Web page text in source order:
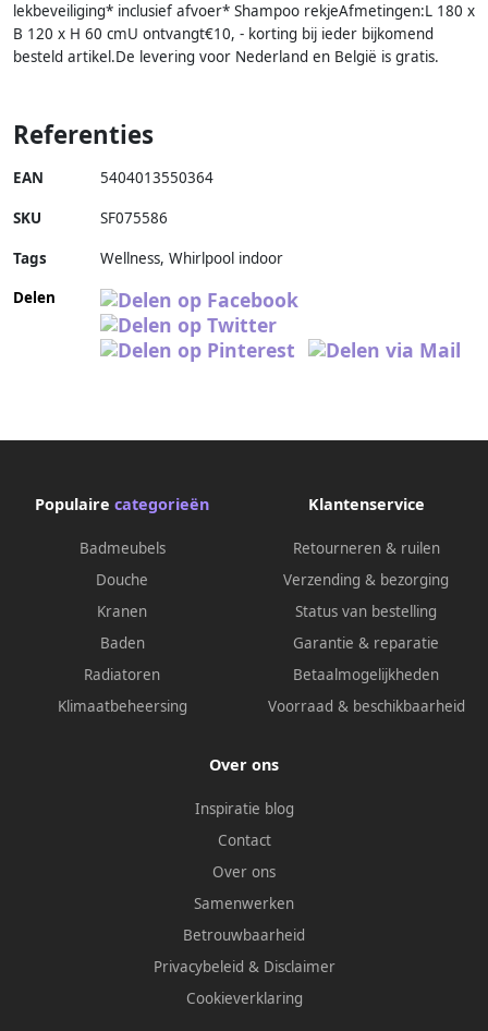
lekbeveiliging* inclusief afvoer* Shampoo rekjeAfmetingen:L 180 x
B 120 x H 60 cmU ontvangt€10, - korting bij ieder bijkomend
besteld artikel.De levering voor Nederland en België is gratis.
Referenties
EAN 5404013550364
SKU SF075586
Tags
Wellness, Whirlpool indoor
Delen
Populaire categorieën
Badmeubels
Douche
Kranen
Baden
Radiatoren
Klimaatbeheersing
Klantenservice
Retourneren & ruilen
Verzending & bezorging
Status van bestelling
Garantie & reparatie
Betaalmogelijkheden
Voorraad & beschikbaarheid
Over ons
Inspiratie blog
Contact
Over ons
Samenwerken
Betrouwbaarheid
Privacybeleid & Disclaimer
Cookieverklaring